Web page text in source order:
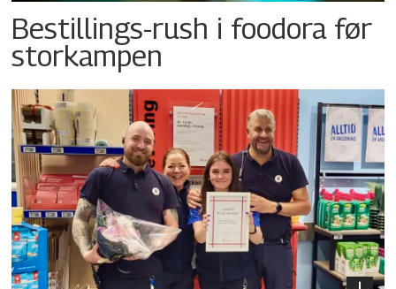
Bestillings-rush i foodora før
storkampen